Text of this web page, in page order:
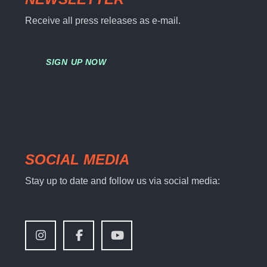
Receive all press releases as e-mail.
SIGN UP NOW
SOCIAL MEDIA
Stay up to date and follow us via social media: